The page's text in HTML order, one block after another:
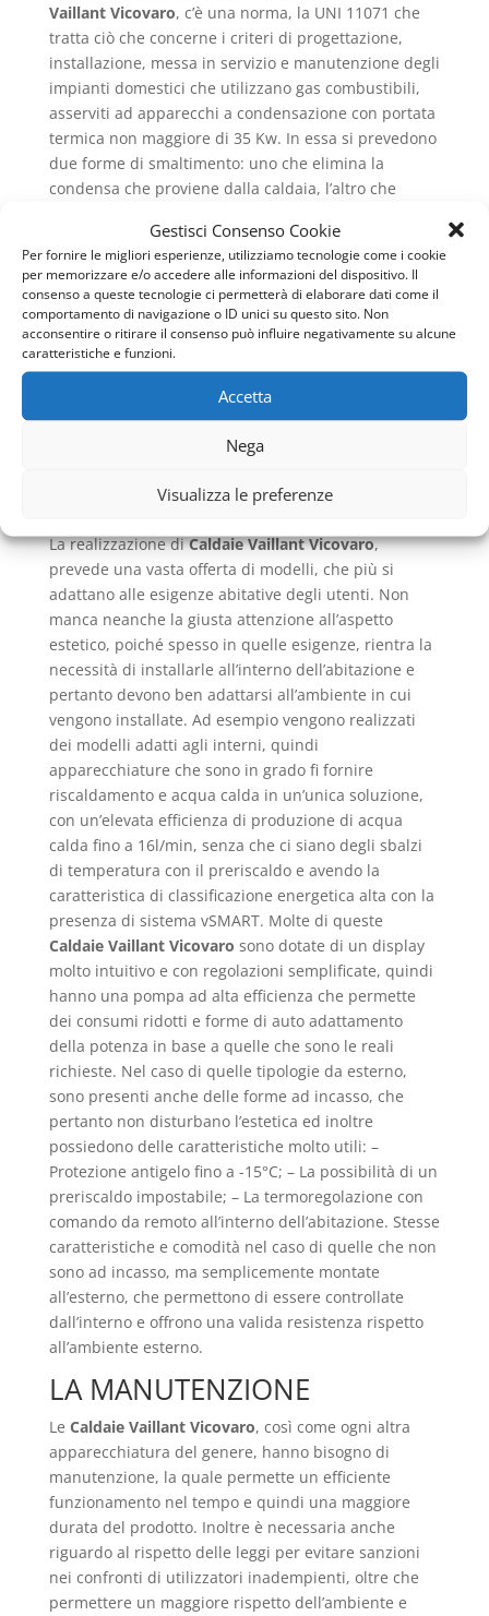
Gestisci Consenso Cookie
Per fornire le migliori esperienze, utilizziamo tecnologie come i cookie
per memorizzare e/o accedere alle informazioni del dispositivo. Il
consenso a queste tecnologie ci permetterà di elaborare dati come il
comportamento di navigazione o ID unici su questo sito. Non
acconsentire o ritirare il consenso può influire negativamente su alcune
caratteristiche e funzioni.
Accetta
Nega
Visualizza le preferenze
Vaillant Vicovaro, c’è una norma, la UNI 11071 che
tratta ciò che concerne i criteri di progettazione,
installazione, messa in servizio e manutenzione degli
impianti domestici che utilizzano gas combustibili,
asserviti ad apparecchi a condensazione con portata
termica non maggiore di 35 Kw. In essa si prevedono
due forme di smaltimento: uno che elimina la
condensa che proviene dalla caldaia, l’altro che
di scarico dei fumi. Ed in relazione al fatto che ci si
riferisce, parlando diCaldaie Vaillant Vicovaroad
apparecchiature per uso abitativo, riguardo al
concetto di smaltimento, non sono necessari
particolari accorgimenti poiché i condensati sono
ben neutralizzati dai prodotti del lavaggio e dagli
scarichi domestici: infatti secondo la norma UNI
35 kW, possono scaricare in fogna senza provvedere
LA VARIETÀ DI OFFERTA
La realizzazione diCaldaie Vaillant Vicovaro,
prevede una vasta offerta di modelli, che più si
adattano alle esigenze abitative degli utenti. Non
manca neanche la giusta attenzione all’aspetto
estetico, poiché spesso in quelle esigenze, rientra la
necessità di installarle all’interno dell’abitazione e
pertanto devono ben adattarsi all’ambiente in cui
vengono installate. Ad esempio vengono realizzati
dei modelli adatti agli interni, quindi
apparecchiature che sono in grado fi fornire
riscaldamento e acqua calda in un’unica soluzione,
con un’elevata efficienza di produzione di acqua
calda fino a 16l/min, senza che ci siano degli sbalzi
di temperatura con il preriscaldo e avendo la
caratteristica di classificazione energetica alta con la
presenza di sistema vSMART. Molte di queste
Caldaie Vaillant Vicovaro sono dotate di un display
molto intuitivo e con regolazioni semplificate, quindi
hanno una pompa ad alta efficienza che permette
dei consumi ridotti e forme di auto adattamento
della potenza in base a quelle che sono le reali
richieste. Nel caso di quelle tipologie da esterno,
sono presenti anche delle forme ad incasso, che
pertanto non disturbano l’estetica ed inoltre
possiedono delle caratteristiche molto utili: –
Protezione antigelo fino a -15°C; – La possibilità di un
preriscaldo impostabile; – La termoregolazione con
comando da remoto all’interno dell’abitazione. Stesse
caratteristiche e comodità nel caso di quelle che non
sono ad incasso, ma semplicemente montate
all’esterno, che permettono di essere controllate
dall’interno e offrono una valida resistenza rispetto
all’ambiente esterno.
LA MANUTENZIONE
Le Caldaie Vaillant Vicovaro, così come ogni altra
apparecchiatura del genere, hanno bisogno di
manutenzione, la quale permette un efficiente
funzionamento nel tempo e quindi una maggiore
durata del prodotto. Inoltre è necessaria anche
riguardo al rispetto delle leggi per evitare sanzioni
nei confronti di utilizzatori inadempienti, oltre che
permettere un maggiore rispetto dell’ambiente e